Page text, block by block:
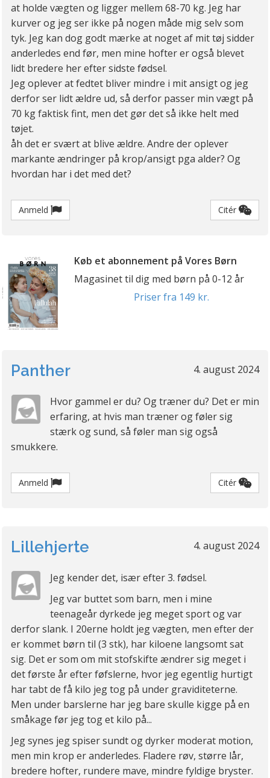
at holde vægten og ligger mellem 68-70 kg. Jeg har
kurver og jeg ser ikke på nogen måde mig selv som
tyk. Jeg kan dog godt mærke at noget af mit tøj sidder
anderledes end før, men mine hofter er også blevet
lidt bredere her efter sidste fødsel.
Jeg oplever at fedtet bliver mindre i mit ansigt og jeg
derfor ser lidt ældre ud, så derfor passer min vægt på
70 kg faktisk fint, men det gør det så ikke helt med
tøjet.
åh det er svært at blive ældre. Andre der oplever
markante ændringer på krop/ansigt pga alder? Og
hvordan har i det med det?
Anmeld Citér
Køb et abonnement på Vores Børn
Magasinet til dig med børn på 0-12 år
Priser fra 149 kr.
4. august 2024
Panther
Hvor gammel er du? Og træner du? Det er min
erfaring, at hvis man træner og føler sig
stærk og sund, så føler man sig også
smukkere.
Anmeld Citér
4. august 2024
Lillehjerte
Jeg kender det, især efter 3. fødsel.
Jeg var buttet som barn, men i mine
teenageår dyrkede jeg meget sport og var
derfor slank. I 20erne holdt jeg vægten, men efter der
er kommet børn til (3 stk), har kiloene langsomt sat
sig. Det er som om mit stofskifte ændrer sig meget i
det første år efter føfslerne, hvor jeg egentlig hurtigt
har tabt de få kilo jeg tog på under graviditeterne.
Men under barslerne har jeg bare skulle kigge på en
småkage før jeg tog et kilo på...
Jeg synes jeg spiser sundt og dyrker moderat motion,
men min krop er anderledes. Fladere røv, større lår,
bredere hofter, rundere mave, mindre fyldige bryster.